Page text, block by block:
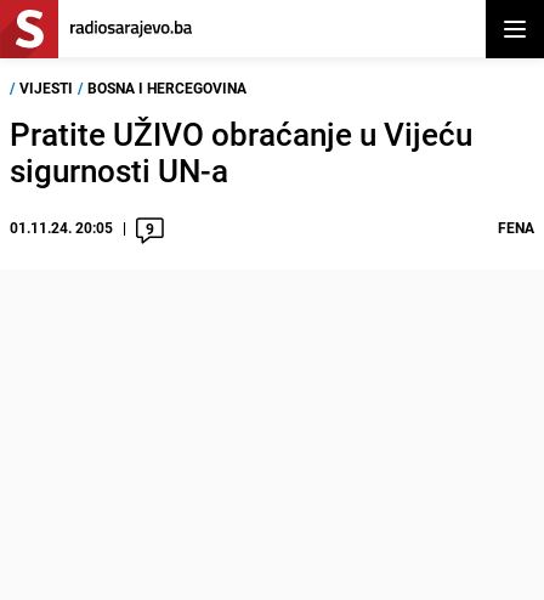
/ VIJESTI / BOSNA I HERCEGOVINA
Pratite UŽIVO obraćanje u Vijeću
sigurnosti UN-a
01.11.24. 20:05 9 FENA